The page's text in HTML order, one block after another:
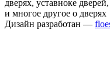
дверях, уставноке
и многое другое о дверях
Дизайн разработан —